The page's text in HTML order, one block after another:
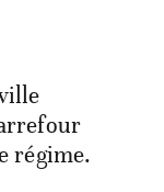
régime.